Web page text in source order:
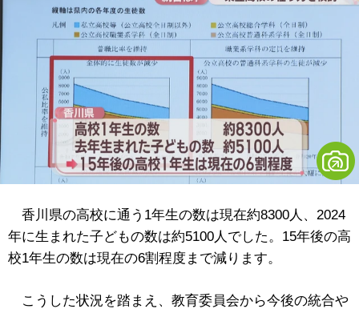
香川県の高校に通う1年生の数は現在約8300人、2024
年に生まれた子どもの数は約5100人でした。15年後の高
校1年生の数は現在の6割程度まで減ります。
こうした状況を踏まえ、教育委員会から今後の統合や